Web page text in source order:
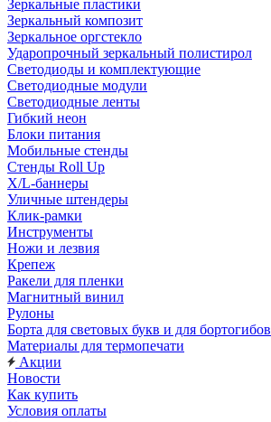
Зеркальные пластики
Зеркальный композит
Зеркальное оргстекло
Ударопрочный зеркальный полистирол
Светодиоды и комплектующие
Светодиодные модули
Светодиодные ленты
Гибкий неон
Блоки питания
Мобильные стенды
Стенды Roll Up
X/L-баннеры
Уличные штендеры
Клик-рамки
Инструменты
Ножи и лезвия
Крепеж
Ракели для пленки
Магнитный винил
Рулоны
Борта для световых букв и для бортогибов
Материалы для термопечати
Акции
Новости
Как купить
Условия оплаты